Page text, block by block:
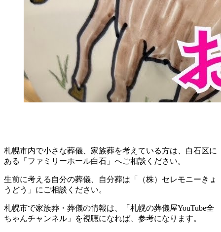
札幌市内で小さな葬儀、家族葬を考えている方は、白石区に
ある「ファミリーホール白石」へご相談ください。
生前に考える自分の葬儀、自分葬は「（株）セレモニーきょ
うどう」にご相談ください。
札幌市で家族葬・葬儀の情報は、「札幌の葬儀屋YouTube全
ちゃんチャンネル」を視聴になれば、参考になります。